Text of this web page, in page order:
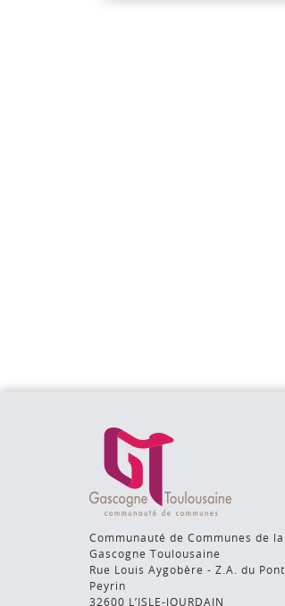
Communauté de Communes de la
Gascogne Toulousaine
Rue Louis Aygobère - Z.A. du Pont
Peyrin
32600 L’ISLE-JOURDAIN